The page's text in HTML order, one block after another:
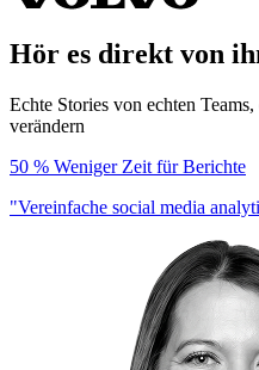
Hör es direkt von
Echte Stories von echten
verändern
50 % Weniger Zeit für Berichte
"Vereinfache social media